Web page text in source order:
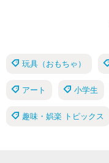
玩具（おもちゃ）
アート 小学生
趣味・娯楽 トピックス